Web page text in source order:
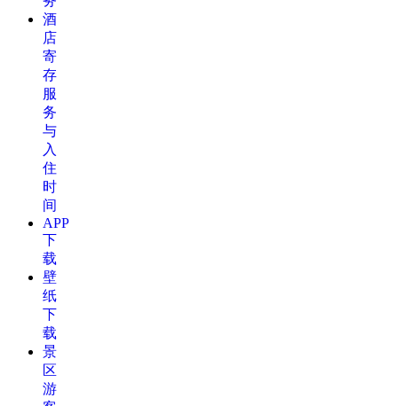
酒
店
寄
存
服
务
与
入
住
时
间
APP
下
载
壁
纸
下
载
景
区
游